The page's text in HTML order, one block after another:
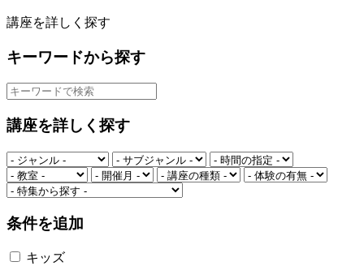
講座を詳しく探す
キーワードから探す
講座を詳しく探す
条件を追加
キッズ